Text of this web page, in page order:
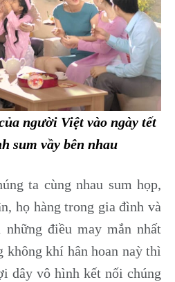
người Việt vào ngày tết
sum vầy bên nhau
ta cùng nhau sum họp,
họ hàng trong gia đình và
những điều may mắn nhất
không khí hân hoan naỳ thì
dây vô hình kết nối chúng